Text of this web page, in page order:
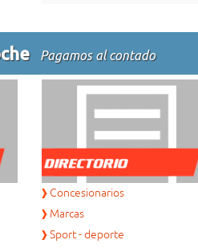
Concesionarios
Marcas
Sport - deporte